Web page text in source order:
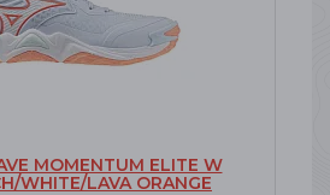
MOMENTUM ELITE W
WHITE/LAVA ORANGE